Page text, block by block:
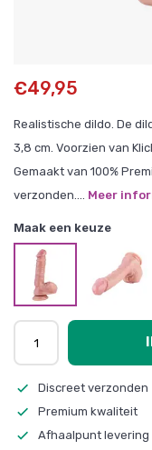
€49,95
Realistische dildo. De
3,8 cm. Voorzien van
Gemaakt van 100%
verzonden.... Meer
Maak een keuze
Discreet verzonden
Premium kwaliteit
Afhaalpunt levering